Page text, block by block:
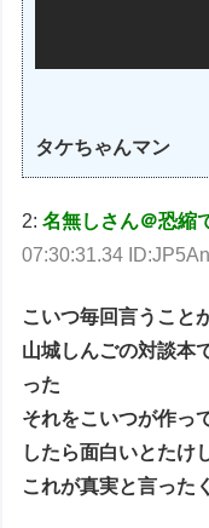
タケちゃんマン
2:名無しさん＠恐縮
07:30:31.34
こいつ毎回言うこと
山城しんごの対談本
った
それをこいつが作っ
したら面白いとたけ
これが真実と言った